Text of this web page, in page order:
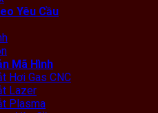
Yêu Cầu
Mã Hình
Hơi Gas CNC
Lazer
Plasma